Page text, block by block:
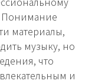
Понимание
материалы,
музыку, но
что
и